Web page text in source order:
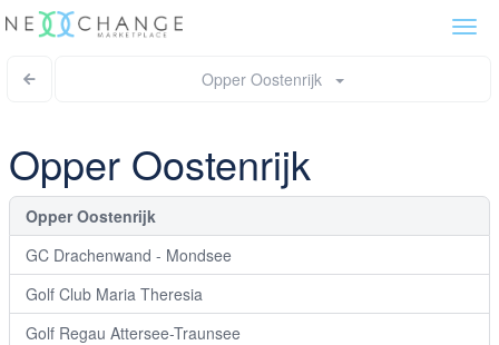
Opper Oostenrijk
Opper Oostenrijk
Opper Oostenrijk
GC Drachenwand - Mondsee
Golf Club Maria Theresia
Golf Regau Attersee-Traunsee